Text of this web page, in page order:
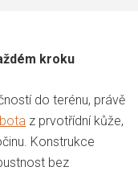
kroku
do terénu, právě
bota z prvotřídní kůže,
Konstrukce
bez